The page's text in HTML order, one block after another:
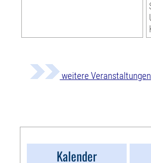
weitere Veranstaltungen
Kalender